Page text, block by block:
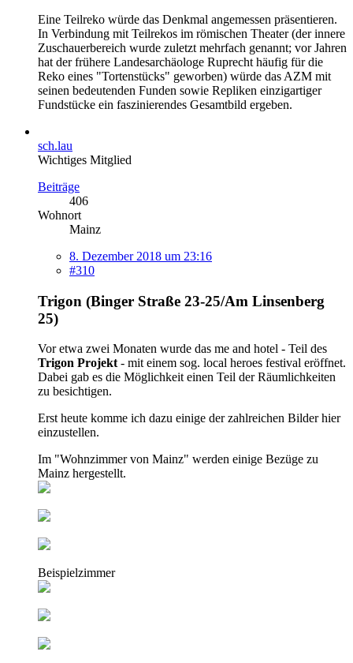
Eine Teilreko würde das Denkmal angemessen präsentieren.
In Verbindung mit Teilrekos im römischen Theater (der innere
Zuschauerbereich wurde zuletzt mehrfach genannt; vor Jahren
hat der frühere Landesarchäologe Ruprecht häufig für die
Reko eines "Tortenstücks" geworben) würde das AZM mit
seinen bedeutenden Funden sowie Repliken einzigartiger
Fundstücke ein faszinierendes Gesamtbild ergeben.
sch.lau
Wichtiges Mitglied
Beiträge
406
Wohnort
Mainz
8. Dezember 2018 um 23:16
#310
Trigon (Binger Straße 23-25/Am Linsenberg
25)
Vor etwa zwei Monaten wurde das me and hotel - Teil des
Trigon Projekt - mit einem sog. local heroes festival eröffnet.
Dabei gab es die Möglichkeit einen Teil der Räumlichkeiten
zu besichtigen.
Erst heute komme ich dazu einige der zahlreichen Bilder hier
einzustellen.
Im "Wohnzimmer von Mainz" werden einige Bezüge zu
Mainz hergestellt.
Beispielzimmer